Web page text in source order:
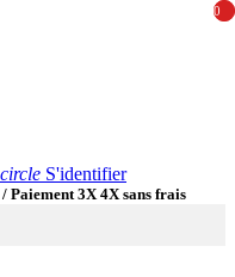
S'identifier
Paiement 3X 4X sans frais
0
0